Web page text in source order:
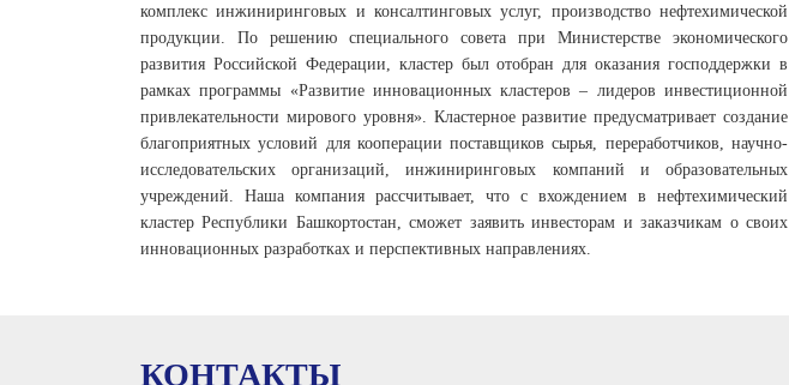
комплекс инжиниринговых и консалтинговых услуг, производство нефтехимической
продукции. По решению специального совета при Министерстве экономического
развития Российской Федерации, кластер был отобран для оказания господдержки в
рамках программы «Развитие инновационных кластеров – лидеров инвестиционной
привлекательности мирового уровня». Кластерное развитие предусматривает создание
благоприятных условий для кооперации поставщиков сырья, переработчиков, научно-
исследовательских организаций, инжиниринговых компаний и образовательных
учреждений. Наша компания рассчитывает, что с вхождением в нефтехимический
кластер Республики Башкортостан, сможет заявить инвесторам и заказчикам о своих
инновационных разработках и перспективных направлениях.
КОНТАКТЫ